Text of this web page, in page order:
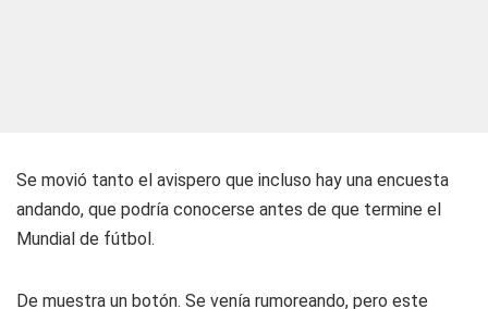
Se movió tanto el avispero que incluso hay una encuesta
andando, que podría conocerse antes de que termine el
Mundial de fútbol.
De muestra un botón. Se venía rumoreando, pero este